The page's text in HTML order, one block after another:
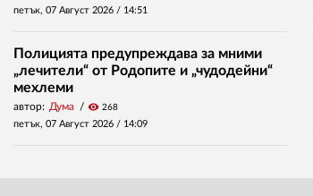
петък, 07 Август 2026 / 14:51
Полицията предупреждава за мними
„лечители“ от Родопите и „чудодейни“
мехлеми
автор: Дума visibility 268
петък, 07 Август 2026 / 14:09